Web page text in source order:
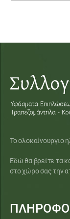
Το ολοκαίνουργιο
Εδώ θα βρείτε τα
στο χώρο σας την